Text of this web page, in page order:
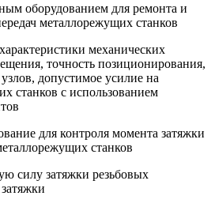
оборудованием для ремонта и
металлорежущих станков
механических
точность позиционирования,
допустимое усилие на
станков с использованием
для контроля момента затяжки
станков
силу затяжки резьбовых